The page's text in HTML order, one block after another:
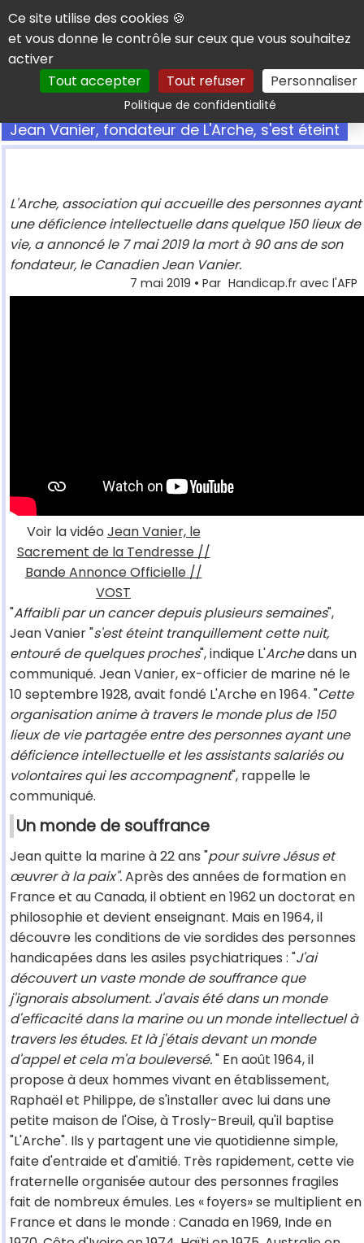
Panneau de gestion des cookies
Ce site utilise des cookies 🍪
et vous donne le contrôle sur ceux que vous souhaitez
activer
Tout accepter
Tout refuser Personnaliser
Politique de confidentialitéRechercher
Jean Vanier, fondateur de L'Arche, s'est éteint
L'Arche, association qui accueille des personnes ayant
une déficience intellectuelle dans quelque 150 lieux de
vie, a annoncé le 7 mai 2019 la mort à 90 ans de son
fondateur, le Canadien Jean Vanier.
7 mai 2019 • Par Handicap.fr avec l'AFP
Voir la vidéo Jean Vanier, le
Sacrement de la Tendresse //
Bande Annonce Officielle //
VOST
"Affaibli par un cancer depuis plusieurs semaines",
Jean Vanier "s'est éteint tranquillement cette nuit,
entouré de quelques proches", indique L'Archedans un
communiqué. Jean Vanier, ex-officier de marine né le
10 septembre 1928, avait fondé L'Arche en 1964. "Cette
organisation anime à travers le monde plus de 150
lieux de vie partagée entre des personnes ayant une
déficience intellectuelle et les assistants salariés ou
volontaires qui les accompagnent", rappelle le
communiqué.
Un monde de souffrance
Jean quitte la marine à 22 ans "pour suivre Jésus et
œuvrer à la paix".Après des années de formation en
France et au Canada, il obtient en 1962 un doctorat en
philosophie et devient enseignant. Mais en 1964, il
découvre les conditions de vie sordides des personnes
handicapées dans les asiles psychiatriques : "J'ai
découvert un vaste monde de souffrance que
j'ignorais absolument. J'avais été dans un monde
d'efficacité dans la marine ou un monde intellectuel à
travers les études. Et là j'étais devant un monde
d'appel et cela m'a bouleversé." En août 1964, il
propose à deux hommes vivant en établissement,
Raphaël et Philippe, de s'installer avec lui dans une
petite maison de l'Oise, à Trosly-Breuil, qu'il baptise
"L'Arche". Ils y partagent une vie quotidienne simple,
faite d'entraide et d'amitié. Très rapidement, cette vie
fraternelle organisée autour des personnes fragiles
fait de nombreux émules. Les « foyers» se multiplient en
France et dans le monde : Canada en 1969, Inde en